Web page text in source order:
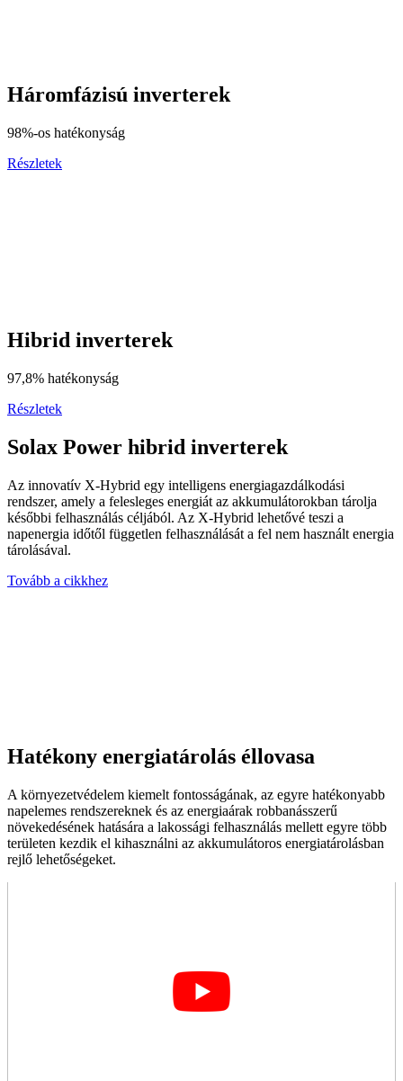
Háromfázisú inverterek
98%-os hatékonyság
Részletek
Hibrid inverterek
97,8% hatékonyság
Részletek
Solax Power hibrid inverterek
Az innovatív X-Hybrid egy intelligens energiagazdálkodási
rendszer, amely a felesleges energiát az akkumulátorokban tárolja
későbbi felhasználás céljából. Az X-Hybrid lehetővé teszi a
napenergia időtől független felhasználását a fel nem használt energia
tárolásával.
Tovább a cikkhez
Hatékony energiatárolás éllovasa
A környezetvédelem kiemelt fontosságának, az egyre hatékonyabb
napelemes rendszereknek és az energiaárak robbanásszerű
növekedésének hatására a lakossági felhasználás mellett egyre több
területen kezdik el kihasználni az akkumulátoros energiatárolásban
rejlő lehetőségeket.